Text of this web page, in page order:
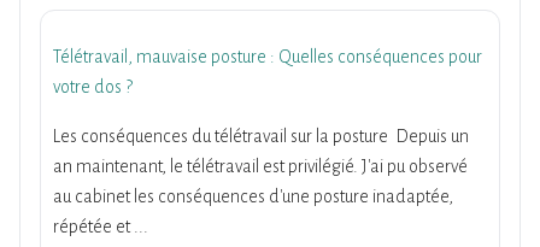
Télétravail, mauvaise posture : Quelles conséquences pour
votre dos ?
Les conséquences du télétravail sur la posture Depuis un
an maintenant, le télétravail est privilégié. J'ai pu observé
au cabinet les conséquences d'une posture inadaptée,
répétée et ...